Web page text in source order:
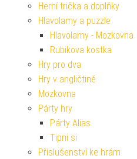
Herní trička a doplňky
Hlavolamy a puzzle
Hlavolamy - Mozkovna
Rubikova kostka
Hry pro dva
Hry v angličtině
Mozkovna
Párty hry
Párty Alias
Tipni si
Příslušenství ke hrám